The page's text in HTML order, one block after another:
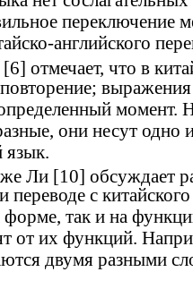
переключение
английского
отмечает, что в
повторение;
момент.
они несут одно
язык.
Ли [10] обсуждает
с
так и на
от их функций.
двумя разными